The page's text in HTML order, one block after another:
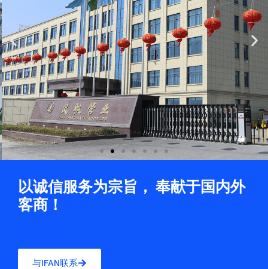
Previous
slide
以诚信服务为宗旨， 奉献于国内外
客商！
与IFAN联系